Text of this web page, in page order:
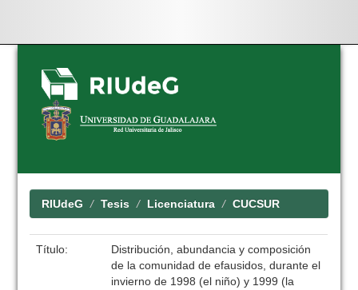
Skip
navigation
RIUdeG Tesis Licenciatura CUCSUR
Título:
Distribución, abundancia y composición
de la comunidad de efausidos, durante el
invierno de 1998 (el niño) y 1999 (la